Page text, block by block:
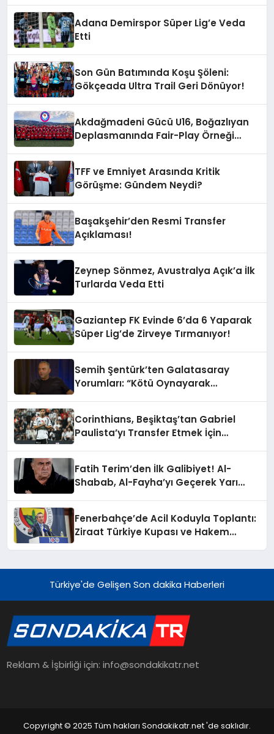
Adana Demirspor Süper Lig’e Veda
Etti
Son Gün Batımında Koşu Şöleni:
Gökçeada Ultra Trail Geri Dönüyor!
Akdağmadeni Gücü U16, Boğazlıyan
Deplasmanında Fair-Play Örneği
TFF ve Emniyet Arasında Kritik
Görüşme: Gündem Neydi?
Başakşehir’den Resmi Transfer
Açıklaması!
Zeynep Sönmez, Avustralya Açık’a İlk
Turlarda Veda Etti
Gaziantep FK Evinde 6’da 6 Yaparak
Süper Lig’de Zirveye Tırmanıyor!
Semih Şentürk’ten Galatasaray
Yorumları: “Kötü Oynayarak
Corinthians, Beşiktaş’tan Gabriel
Paulista’yı Transfer Etmek İçin
Fatih Terim’den İlk Galibiyet! Al-
Shabab, Al-Fayha’yı Geçerek Yarı
Fenerbahçe’de Acil Koduyla Toplantı:
Ziraat Türkiye Kupası ve Hakem
Türkiye'de Gelişen Son dakika Haberleri
Reklam & İşbirliği için: info@sondakikatr.net
Copyright © 2025 Tüm hakları Sondakikatr.net 'de saklıdır.